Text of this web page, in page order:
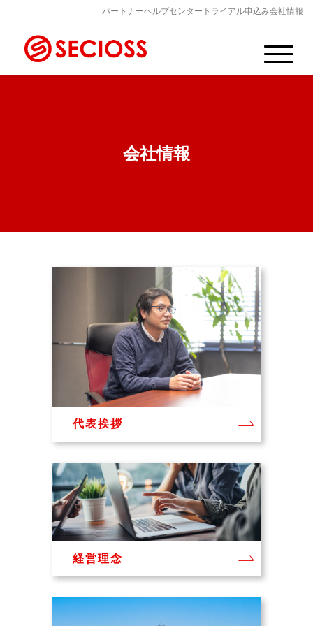
パートナーヘルプセンター トライアル申込み会社情報
会社情報
代表挨拶
経営理念